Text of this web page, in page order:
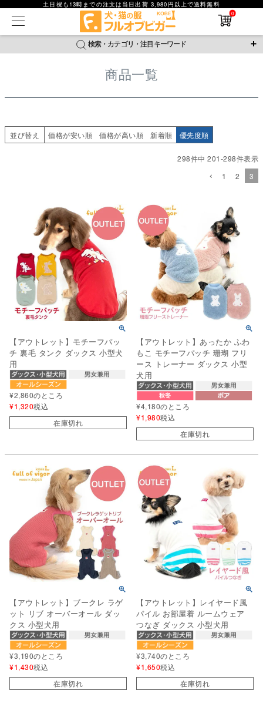
土日祝も13時までの注文は当日出荷 3,980円以上で送料無料
0
検索・カテゴリ・注目キーワード
＼注目ワード／
ジャージ 防蚊 腹巻 撥水レイン ラッシュガード
新作アイテム
ご利用ガイド
在庫なし商品を表示しない
商品番号
並び順
価格が高い順
レビュー数順
商品一覧
価格が安い順
価格が高い順
レビュー順
キーワードヒット順
検索
並び替え 価格が安い順 価格が高い順 新着順 優先度順
298件中 201-298件表示
1
2 3
【アウトレット】モチーフパッ
チ 裏毛 タンク ダックス 小型犬
用
¥2,860のところ
¥1,320税込
在庫切れ
【アウトレット】あったか ふわ
もこ モチーフパッチ 珊瑚 フリ
ース トレーナー ダックス 小型
犬用
¥4,180のところ
¥1,980税込
在庫切れ
【アウトレット】ブークレ ラゲ
ット リブ オーバーオール ダッ
クス 小型犬用
¥3,190のところ
¥1,430税込
在庫切れ
【アウトレット】レイヤード風
パイル お部屋着 ルームウェア
つなぎ ダックス 小型犬用
¥3,740のところ
¥1,650税込
在庫切れ